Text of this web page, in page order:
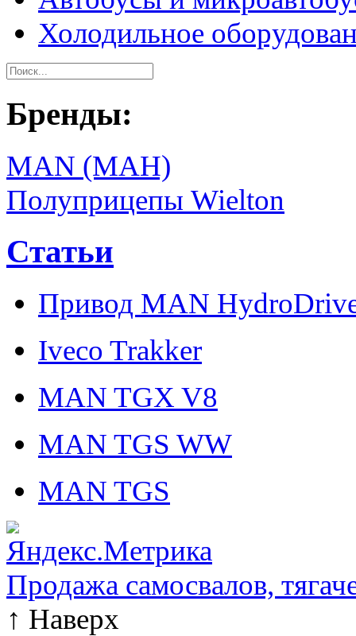
Холодильное
Бренды:
MAN (МАН)
Полуприцепы Wielton
Статьи
Привод MAN
Iveco Trakker
MAN TGX V8
MAN TGS WW
MAN TGS
Продажа самосвалов,
↑ Наверх